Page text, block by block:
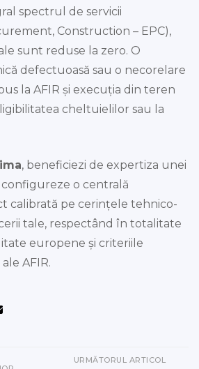
spectrul de servicii
Construction – EPC),
sunt reduse la zero. O
defectuoasă sau o necorelare
la AFIR și execuția din teren
cheltuielilor sau la
, beneficiezi de expertiza unei
configureze o centrală
calibrată pe cerințele tehnico-
tale, respectând în totalitate
europene și criteriile
AFIR.
URMĂTORUL ARTICOL